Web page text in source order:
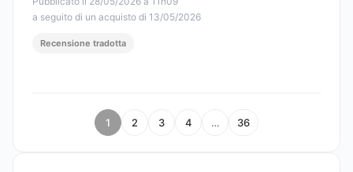
a seguito di un acquisto di 13/05/2026
Recensione tradotta
1 2 3 4 … 36